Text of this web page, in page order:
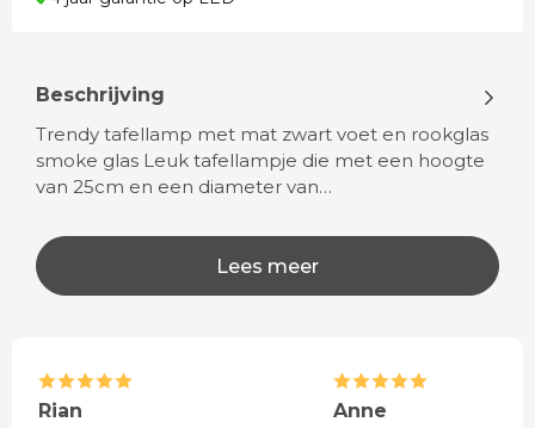
Beschrijving
Trendy tafellamp met mat zwart voet en rookglas
smoke glas Leuk tafellampje die met een hoogte
van 25cm en een diameter van…
Lees meer
Rian
Anne